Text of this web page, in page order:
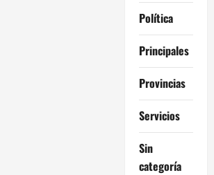
Política
Principales
Provincias
Servicios
Sin
categoría